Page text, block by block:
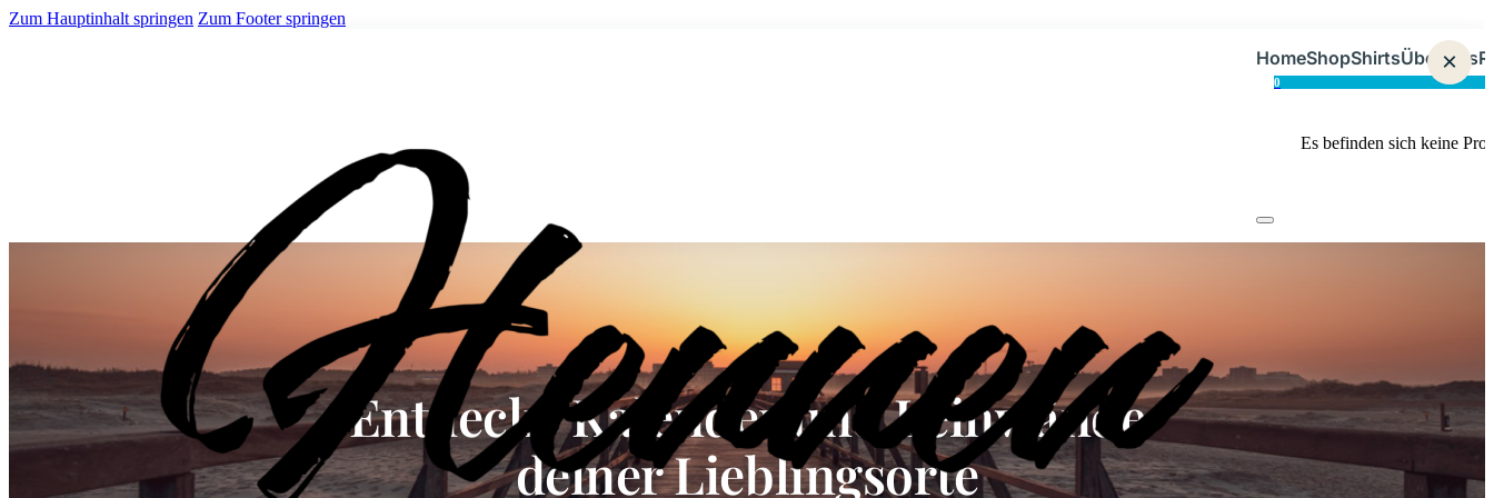
Zum Hauptinhalt springen Zum Footer springen
HomeShopShirtsÜber uns
0
Es befinden sich keine
×
Entdecke Kalender und Leinwände
deiner Lieblingsorte